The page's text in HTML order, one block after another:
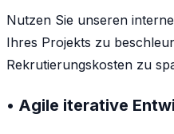
Nutzen Sie unseren
Ihres Projekts zu
Rekrutierungskosten zu
• Agile iterative